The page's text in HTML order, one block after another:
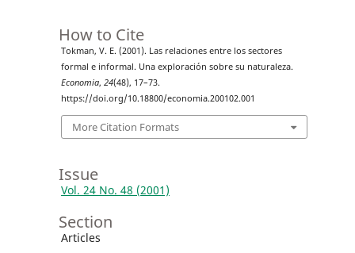
How to Cite
Tokman, V. E. (2001). Las relaciones entre los sectores
formal e informal. Una exploración sobre su naturaleza.
Economia, 24(48), 17–73.
https://doi.org/10.18800/economia.200102.001
More Citation Formats
Issue
Vol. 24 No. 48 (2001)
Section
Articles